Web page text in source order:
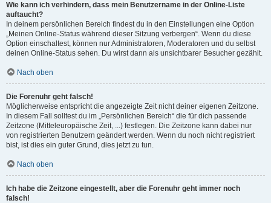
Wie kann ich verhindern, dass mein Benutzername in der Online-Liste
auftaucht?
In deinem persönlichen Bereich findest du in den Einstellungen eine Option
„Meinen Online-Status während dieser Sitzung verbergen“. Wenn du diese
Option einschaltest, können nur Administratoren, Moderatoren und du selbst
deinen Online-Status sehen. Du wirst dann als unsichtbarer Besucher gezählt.
Nach oben
Die Forenuhr geht falsch!
Möglicherweise entspricht die angezeigte Zeit nicht deiner eigenen Zeitzone.
In diesem Fall solltest du im „Persönlichen Bereich“ die für dich passende
Zeitzone (Mitteleuropäische Zeit, ...) festlegen. Die Zeitzone kann dabei nur
von registrierten Benutzern geändert werden. Wenn du noch nicht registriert
bist, ist dies ein guter Grund, dies jetzt zu tun.
Nach oben
Ich habe die Zeitzone eingestellt, aber die Forenuhr geht immer noch
falsch!